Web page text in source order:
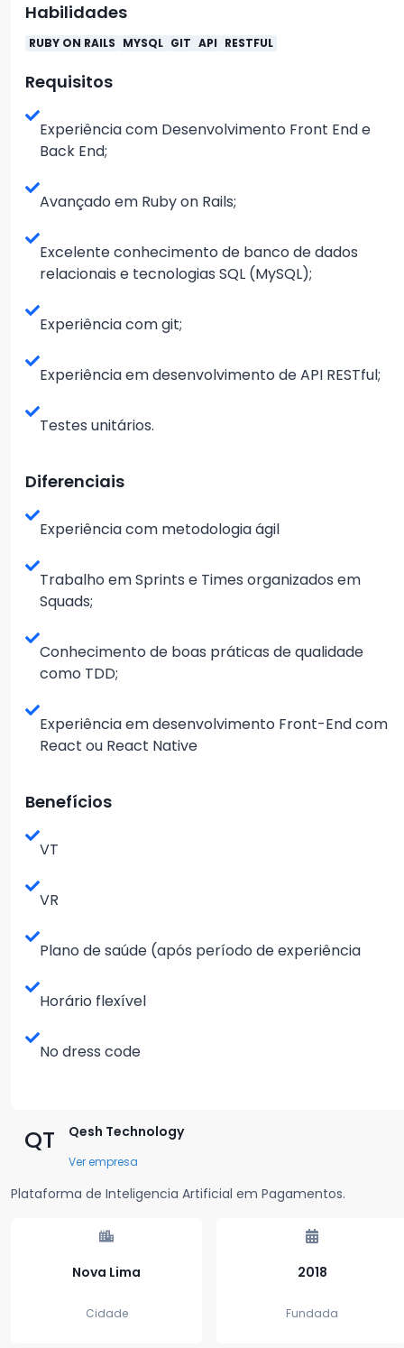
Habilidades
RUBY ON RAILS MYSQL GIT API RESTFUL
Requisitos
Experiência com Desenvolvimento Front End e
Back End;
Avançado em Ruby on Rails;
Excelente conhecimento de banco de dados
relacionais e tecnologias SQL (MySQL);
Experiência com git;
Experiência em desenvolvimento de API RESTful;
Testes unitários.
Diferenciais
Experiência com metodologia ágil
Trabalho em Sprints e Times organizados em
Squads;
Conhecimento de boas práticas de qualidade
como TDD;
Experiência em desenvolvimento Front-End com
React ou React Native
Benefícios
VT
VR
Plano de saúde (após período de experiência
Horário flexível
No dress code
QT Qesh Technology
Ver empresa
Plataforma de Inteligencia Artificial em Pagamentos.
Nova Lima
Cidade
2018
Fundada